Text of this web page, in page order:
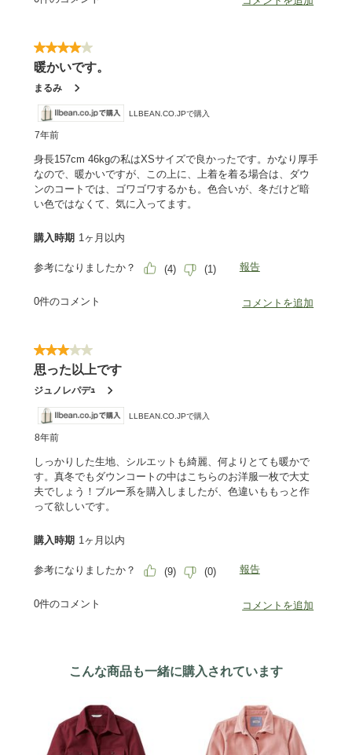
こんな商品も一緒に購入されています